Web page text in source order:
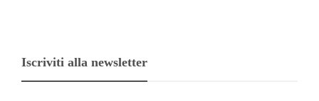
Iscriviti alla newsletter